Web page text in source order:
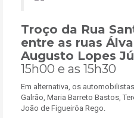
Troço da Rua
entre as ruas
Augusto Lopes
15h00 e as 15h30
Em alternativa, os
Galrão, Maria Barreto Bastos,
João de Figueirôa Rego.